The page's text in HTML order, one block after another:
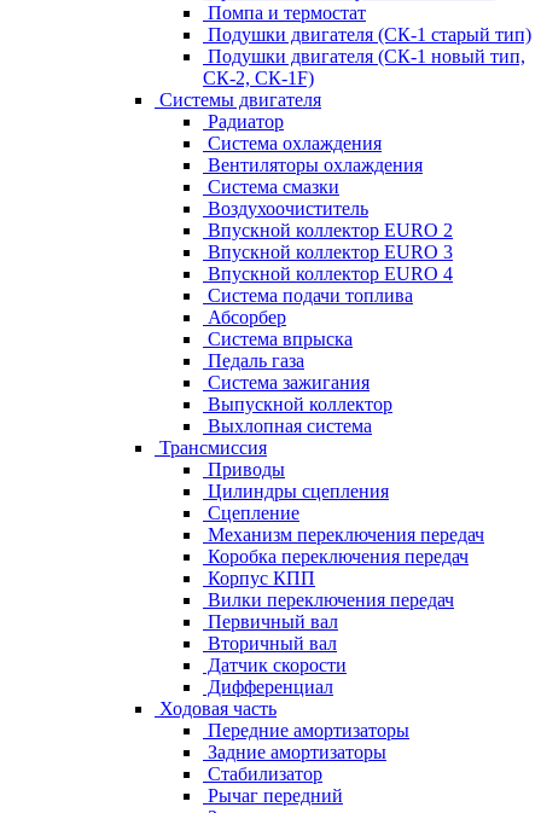
Помпа и термостат
Подушки двигателя (СК-1 старый тип)
Подушки двигателя (СК-1 новый тип,
СК-2, СК-1F)
Системы двигателя
Радиатор
Система охлаждения
Вентиляторы охлаждения
Система смазки
Воздухоочиститель
Впускной коллектор EURO 2
Впускной коллектор EURO 3
Впускной коллектор EURO 4
Система подачи топлива
Абсорбер
Система впрыска
Педаль газа
Система зажигания
Выпускной коллектор
Выхлопная система
Трансмиссия
Приводы
Цилиндры сцепления
Сцепление
Механизм переключения передач
Коробка переключения передач
Корпус КПП
Вилки переключения передач
Первичный вал
Вторичный вал
Датчик скорости
Дифференциал
Ходовая часть
Передние амортизаторы
Задние амортизаторы
Стабилизатор
Рычаг передний